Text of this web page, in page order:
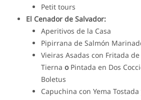
Petit tours
El Cenador de Salvador:
Aperitivos de la Casa
Pipirrana de Salmón
Vieiras Asadas con Fritada
TiernaoPintada en Dos
Boletus
Capuchina con Yema